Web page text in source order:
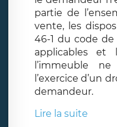
partie de
vente, les
46-1 du code
applicables et
l’immeuble
l’exercice d’un
demandeur.
Lire la suite